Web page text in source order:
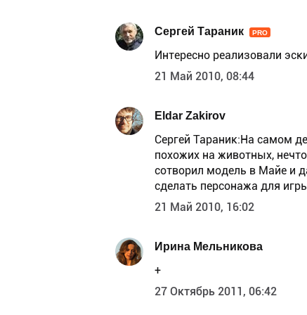
Сергей Тараник PRO
Интересно реализовали
21 Май 2010, 08:44
Eldar Zakirov
Сергей Тараник:На самом
похожих на животных,
сотворил модель в Майе и
сделать персонажа для
21 Май 2010, 16:02
Ирина Мельникова
+
27 Октябрь 2011, 06:42